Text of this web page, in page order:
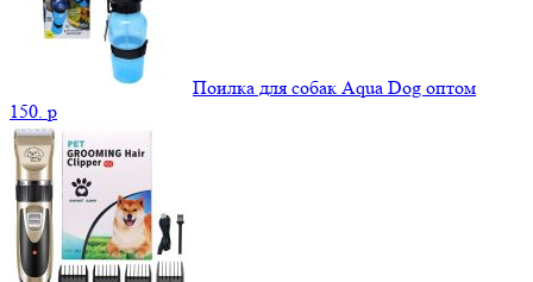
Поилка для собак Aqua Dog оптом
150. p